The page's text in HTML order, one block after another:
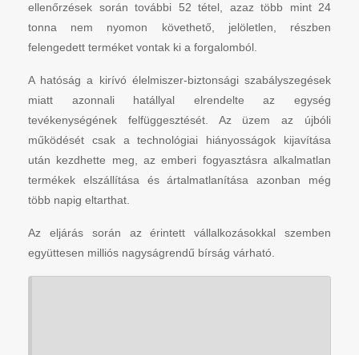
ellenőrzések során további 52 tétel, azaz több mint 24
tonna nem nyomon követhető, jelöletlen, részben
felengedett terméket vontak ki a forgalomból.
A hatóság a kirívó élelmiszer-biztonsági szabályszegések
miatt azonnali hatállyal elrendelte az egység
tevékenységének felfüggesztését. Az üzem az újbóli
működését csak a technológiai hiányosságok kijavítása
után kezdhette meg, az emberi fogyasztásra alkalmatlan
termékek elszállítása és ártalmatlanítása azonban még
több napig eltarthat.
Az eljárás során az érintett vállalkozásokkal szemben
együttesen milliós nagyságrendű bírság várható.